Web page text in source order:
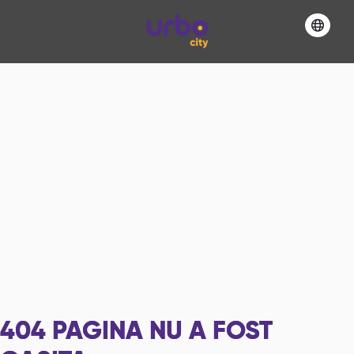
404 PAGINA NU A FOST